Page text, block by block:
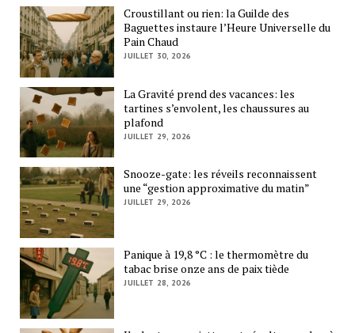
Croustillant ou rien: la Guilde des
Baguettes instaure l’Heure Universelle du
Pain Chaud
JUILLET 30, 2026
La Gravité prend des vacances: les
tartines s’envolent, les chaussures au
plafond
JUILLET 29, 2026
Snooze-gate: les réveils reconnaissent
une “gestion approximative du matin”
JUILLET 29, 2026
Panique à 19,8 °C : le thermomètre du
tabac brise onze ans de paix tiède
JUILLET 28, 2026